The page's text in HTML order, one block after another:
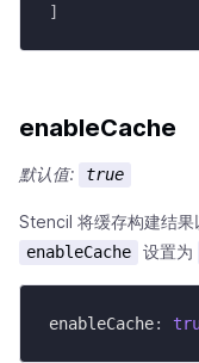
]
enableCache
默认值: true
Stencil 将缓存构建结
enableCache 设置为
enableCache: